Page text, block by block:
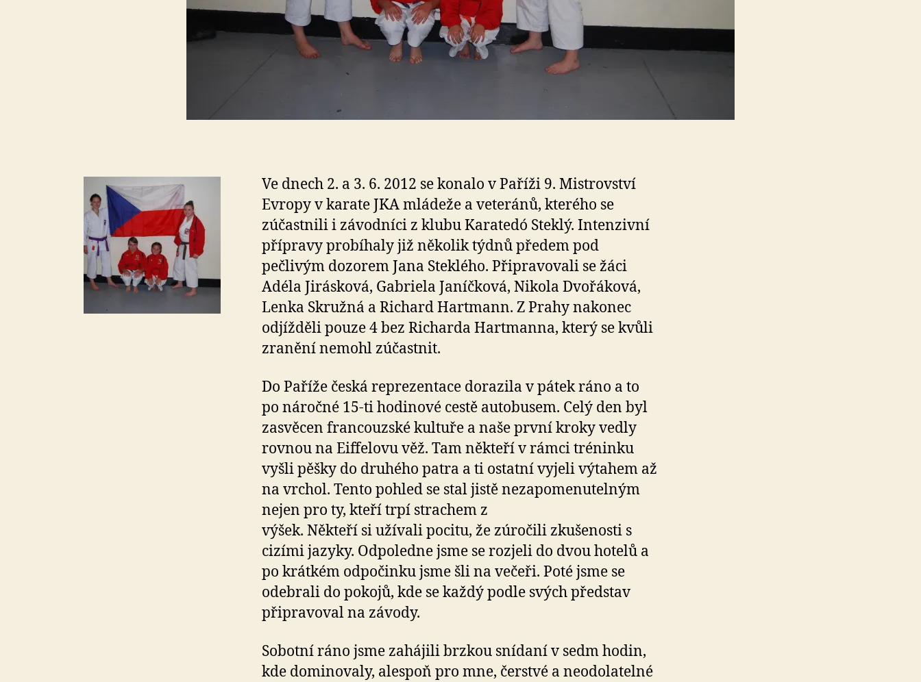
Ve dnech 2. a 3. 6. 2012 se konalo v Paříži 9. Mistrovství
Evropy v karate JKA mládeže a veteránů, kterého se
zúčastnili i závodníci z klubu Karatedó Steklý. Intenzivní
přípravy probíhaly již několik týdnů předem pod
pečlivým dozorem Jana Steklého. Připravovali se žáci
Adéla Jirásková, Gabriela Janíčková, Nikola Dvořáková,
Lenka Skružná a Richard Hartmann. Z Prahy nakonec
odjížděli pouze 4 bez Richarda Hartmanna, který se kvůli
zranění nemohl zúčastnit.
Do Paříže česká reprezentace dorazila v pátek ráno a to
po náročné 15-ti hodinové cestě autobusem. Celý den byl
zasvěcen francouzské kultuře a naše první kroky vedly
rovnou na Eiffelovu věž. Tam někteří v rámci tréninku
vyšli pěšky do druhého patra a ti ostatní vyjeli výtahem až
na vrchol. Tento pohled se stal jistě nezapomenutelným
nejen pro ty, kteří trpí strachem z
výšek. Někteří si užívali pocitu, že zúročili zkušenosti s
cizími jazyky. Odpoledne jsme se rozjeli do dvou hotelů a
po krátkém odpočinku jsme šli na večeři. Poté jsme se
odebrali do pokojů, kde se každý podle svých představ
připravoval na závody.
Sobotní ráno jsme zahájili brzkou snídaní v sedm hodin,
kde dominovaly, alespoň pro mne, čerstvé a neodolatelné